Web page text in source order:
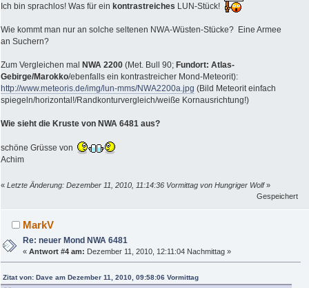
Ich bin sprachlos! Was für ein kontrastreiches LUN-Stück!
Wie kommt man nur an solche seltenen NWA-Wüsten-Stücke? Eine Armee
an Suchern?
Zum Vergleichen mal NWA 2200 (Met. Bull 90; Fundort: Atlas-
Gebirge/Marokko/ebenfalls ein kontrastreicher Mond-Meteorit):
http://www.meteoris.de/img/lun-mms/NWA2200a.jpg (Bild Meteorit einfach
spiegeln/horizontal!/Randkonturvergleich/weiße Kornausrichtung!)
Wie sieht die Kruste von NWA 6481 aus?
schöne Grüsse von
Achim
« Letzte Änderung: Dezember 11, 2010, 11:14:36 Vormittag von Hungriger Wolf»
Gespeichert
MarkV
Re: neuer Mond NWA 6481
«Antwort #4 am: Dezember 11, 2010, 12:11:04 Nachmittag »
Zitat von: Dave am Dezember 11, 2010, 09:58:06 Vormittag